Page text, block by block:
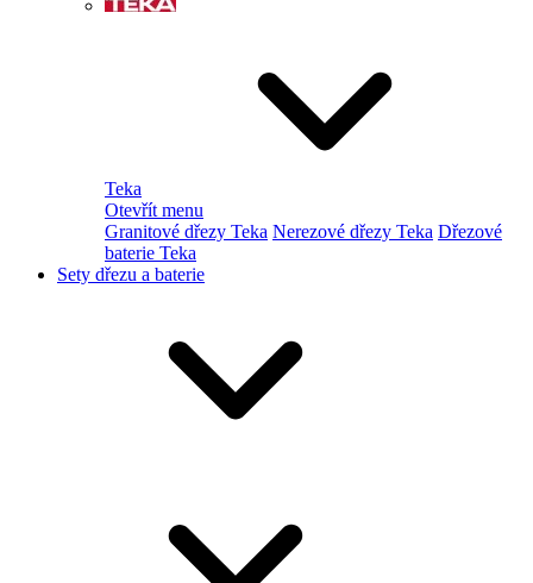
Teka
Otevřít menu
Granitové dřezy Teka Nerezové dřezy Teka Dřezové
baterie Teka
Sety dřezu a baterie